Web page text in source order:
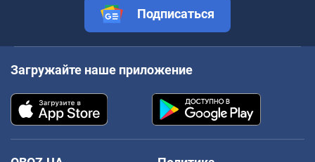
Подписаться
Загружайте наше приложение